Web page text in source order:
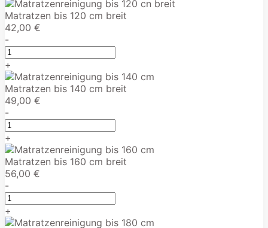
Matratzen bis 120 cm breit
42,00 €
-
+
Matratzen bis 140 cm breit
49,00 €
-
+
Matratzen bis 160 cm breit
56,00 €
-
+